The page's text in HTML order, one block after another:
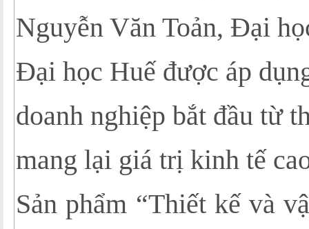
Nguyễn Văn Toản, Đại
Đại học Huế được áp
doanh nghiệp bắt đầu từ
mang lại giá trị kinh tế
Sản phẩm “Thiết kế và